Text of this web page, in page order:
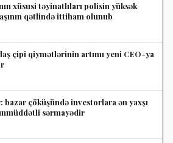
xüsusi təyinatlıları polisin yüksək
qətlində ittiham olunub
çipi qiymətlərinin artımı yeni CEO-ya
çöküşündə investorlara ən yaxşı
sərmayədir